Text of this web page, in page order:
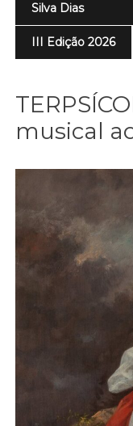
Silva Dias
III Edição 2026
musical